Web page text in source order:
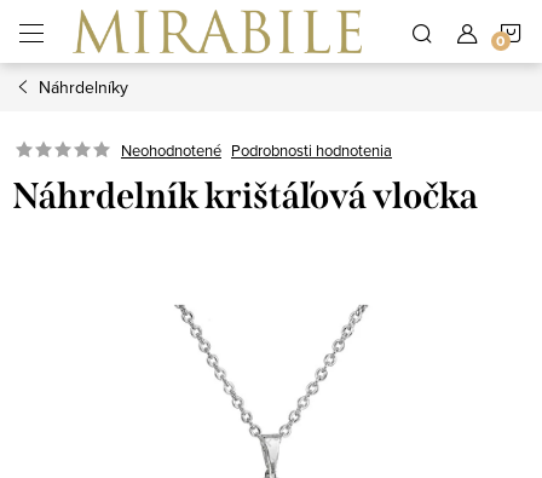
obsah
Náhrdelníky
Neohodnotené Podrobnosti hodnotenia
Náhrdelník krištáľová vločka